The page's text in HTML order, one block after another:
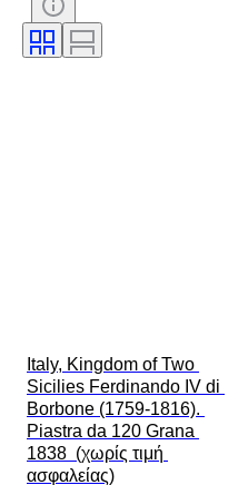
Τύπος νομίσματος
Εποχή
Italy, Kingdom of Two
Sicilies Ferdinando IV di
Borbone (1759-1816).
Piastra da 120 Grana
1838  (χωρίς τιμή
ασφαλείας)